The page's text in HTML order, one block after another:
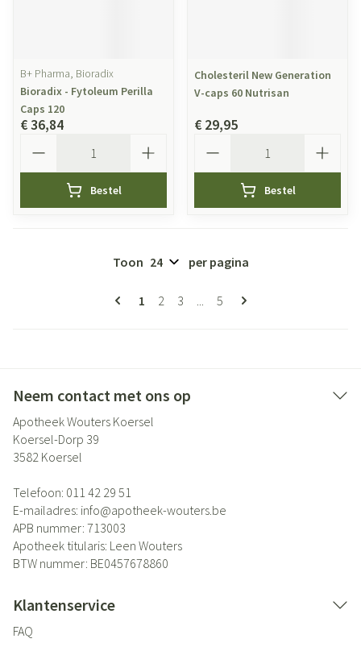
B+ Pharma, Bioradix
Bioradix - Fytoleum Perilla
Caps 120
€ 36,84
Bestel
Cholesteril New Generation
V-caps 60 Nutrisan
€ 29,95
Bestel
Pagina's
U lees momenteel pagina
1 Pagina
2 Pagina
3 ... Pagina
5
Toon per pagina
Neem contact met ons op
Apotheek Wouters Koersel
Koersel-Dorp 39
3582 Koersel
Telefoon: 011 42 29 51
E-mailadres: info@apotheek-wouters.be
APB nummer: 713003
Apotheek titularis: Leen Wouters
BTW nummer: BE0457678860
Klantenservice
FAQ